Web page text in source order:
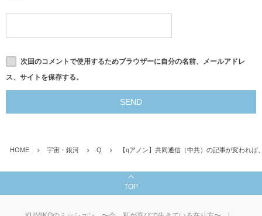
次回のコメントで使用するためブラウザーに自分の名前、メールアドレ
ス、サイトを保存する。
HOME 宇宙・銀河 Q 【qアノン】共同通信（中共）の記事が変われば
TOP